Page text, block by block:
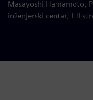
Masayoshi Hamamoto,
inženjerski centar, IHI